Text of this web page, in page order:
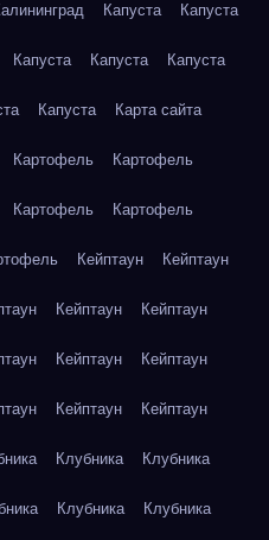
Капуста Капуста
Капуста Капуста Капуста
Капуста Карта сайта
Картофель Картофель
Картофель Картофель
Кейптаун Кейптаун
Кейптаун Кейптаун
Кейптаун Кейптаун
Кейптаун Кейптаун
Клубника Клубника
Клубника Клубника